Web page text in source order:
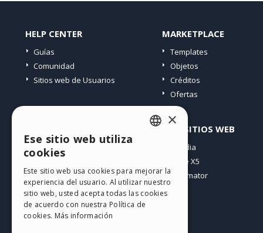
HELP CENTER
Guías
Comunidad
Sitios web de Usuarios
MARKETPLACE
Templates
Objetos
Créditos
Ofertas
Mis post
Mis download
Espacio Web
Mis Créditos
OTROS SITIOS WEB
Incomedia
WebSite X5
WebAnimator
GERMAN
SPANISH
×
Ese sitio web utiliza
cookies
Este sitio web usa cookies para mejorar la
experiencia del usuario. Al utilizar nuestro
sitio web, usted acepta todas las cookies
de acuerdo con nuestra Política de
cookies. Más información